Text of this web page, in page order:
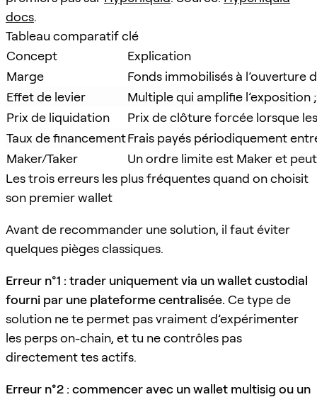
docs.
Tableau comparatif clé
Concept
Explication
Marge
Fonds immobilisés à
Effet de levier
Multiple qui amplifie l’exposition
Prix de liquidation
Prix de clôture forcée lorsque
Taux de financementFrais payés périodiquement
Maker/Taker
Un ordre limite est Maker et
Les trois erreurs les plus fréquentes quand on choisit
son premier wallet
Avant de recommander une solution, il faut éviter
quelques pièges classiques.
Erreur n°1 : trader uniquement via un wallet custodial
fourni par une plateforme centralisée. Ce type de
solution ne te permet pas vraiment d’expérimenter
les perps on-chain, et tu ne contrôles pas
directement tes actifs.
Erreur n°2 : commencer avec un wallet multisig ou un